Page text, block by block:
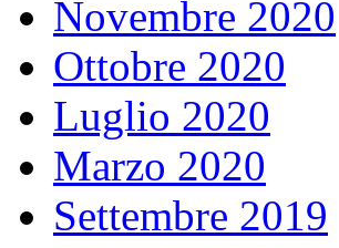
Novembre 2020
Ottobre 2020
Luglio 2020
Marzo 2020
Settembre 2019